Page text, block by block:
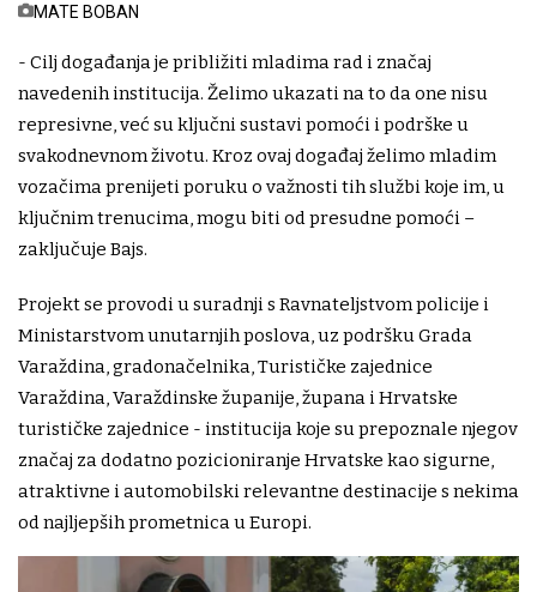
MATE BOBAN
- Cilj događanja je približiti mladima rad i značaj
navedenih institucija. Želimo ukazati na to da one nisu
represivne, već su ključni sustavi pomoći i podrške u
svakodnevnom životu. Kroz ovaj događaj želimo mladim
vozačima prenijeti poruku o važnosti tih službi koje im, u
ključnim trenucima, mogu biti od presudne pomoći –
zaključuje Bajs.
Projekt se provodi u suradnji s Ravnateljstvom policije i
Ministarstvom unutarnjih poslova, uz podršku Grada
Varaždina, gradonačelnika, Turističke zajednice
Varaždina, Varaždinske županije, župana i Hrvatske
turističke zajednice - institucija koje su prepoznale njegov
značaj za dodatno pozicioniranje Hrvatske kao sigurne,
atraktivne i automobilski relevantne destinacije s nekima
od najljepših prometnica u Europi.